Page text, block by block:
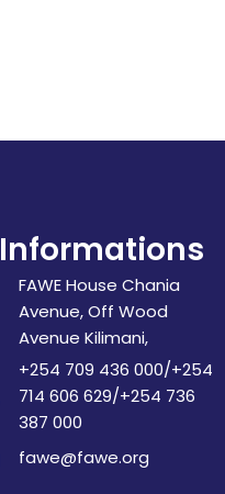
Informations
FAWE House Chania
Avenue, Off Wood
Avenue Kilimani,
+254 709 436 000/+254
714 606 629/+254 736
387 000
fawe@fawe.org